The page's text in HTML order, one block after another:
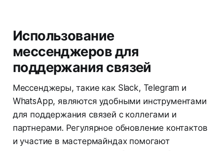
Использование
мессенджеров для
поддержания связей
Мессенджеры, такие как Slack, Telegram и
WhatsApp, являются удобными инструментами
для поддержания связей с коллегами и
партнерами. Регулярное обновление контактов
и участие в мастермайндах помогают